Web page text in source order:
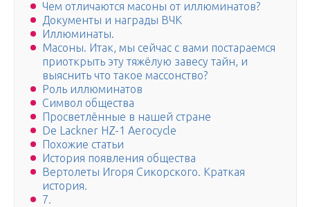
Чем отличаются масоны от иллюминатов?
Документы и награды ВЧК
Иллюминаты.
Масоны. Итак, мы сейчас с вами постараемся
приоткрыть эту тяжёлую завесу тайн, и
выяснить что такое массонство?
Роль иллюминатов
Символ общества
Просветлённые в нашей стране
De Lackner HZ-1 Aerocycle
Похожие статьи
История появления общества
Вертолеты Игоря Сикорского. Краткая
история.
7.